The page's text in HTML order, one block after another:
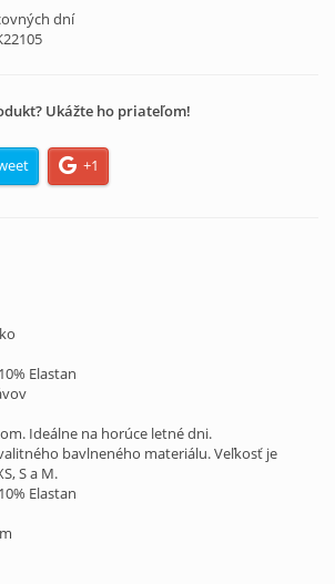
dní
Ukážte ho priateľom!
+1
Elastan
Ideálne na horúce letné dni.
bavlneného materiálu. Veľkosť je
S a M.
Elastan